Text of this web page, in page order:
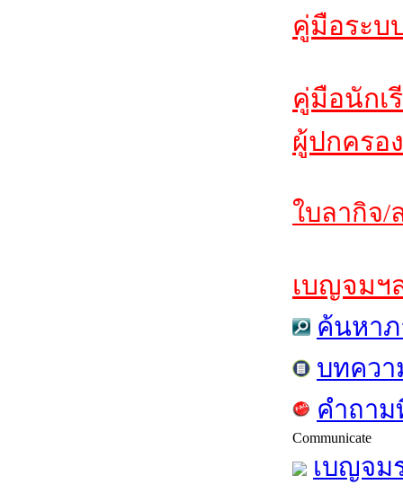
คู่มือระบ
คู่มือนักเ
ผู้ปกครอ
ใบลากิจ/
เบญจมฯ
ค้นหาภ
บทควา
คำถา
Communicate
เบญจม